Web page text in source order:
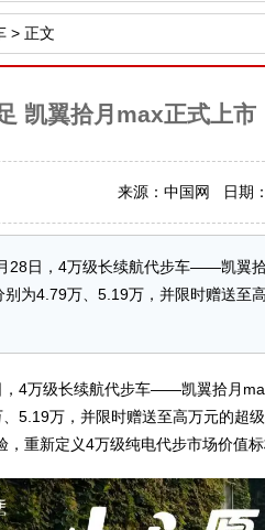
> 正文
凯翼拾月max正式上
来源：中国网 日期
28日，4万级长续航代步车——凯翼
为4.79万、5.19万，并限时赠送至
4万级长续航代步车——凯翼拾月
5.19万，并限时赠送至高万元的超
，重新定义4万级纯电代步市场价值标